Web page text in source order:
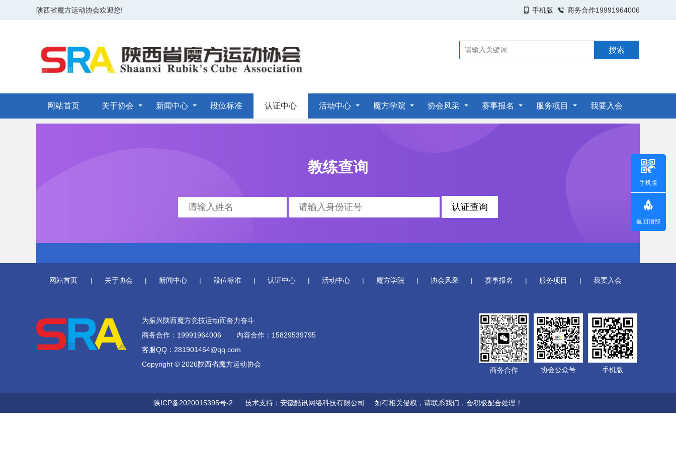
陕西省魔方运动协会欢迎您! 手机版 商务合作19991964006
网站首页 关于协会 新闻中心 段位标准 认证中心 活动中心 魔方学院 协会风采 赛事报名 服务项目 我要入会
教练查询
网站首页 | 关于协会 | 新闻中心 | 段位标准 | 认证中心 | 活动中心 | 魔方学院 | 协会风采 | 赛事报名 | 服务项目 | 我要入会
为振兴陕西魔方竞技运动而努力奋斗
商务合作：19991964006
内容合作：15829539795
客服QQ：281901464@qq.com
Copyright © 2026陕西省魔方运动协会
手机版
协会公众号
商务合作
陕ICP备2020015395号-2 技术支持： 安徽酷讯网络科技有限公司 如有相关侵权，请联系我们，会积极配合处理！
手机版
返回顶部